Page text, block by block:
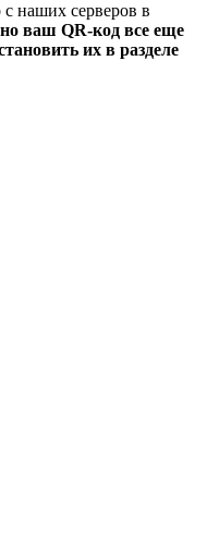
наших серверов в
но ваш QR-код все еще
их в разделе